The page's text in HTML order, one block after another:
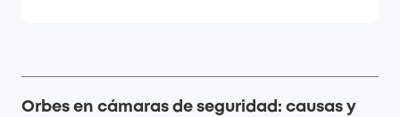
Orbes en cámaras de seguridad: causas y